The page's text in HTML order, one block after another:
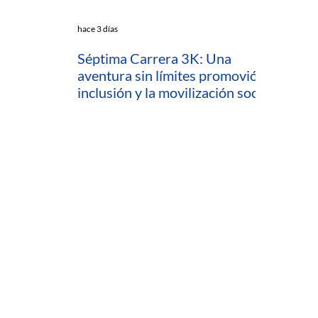
Séptima Carrera 3K: Una
aventura sin límites promovió la
inclusión y la movilización social
hace 3 días